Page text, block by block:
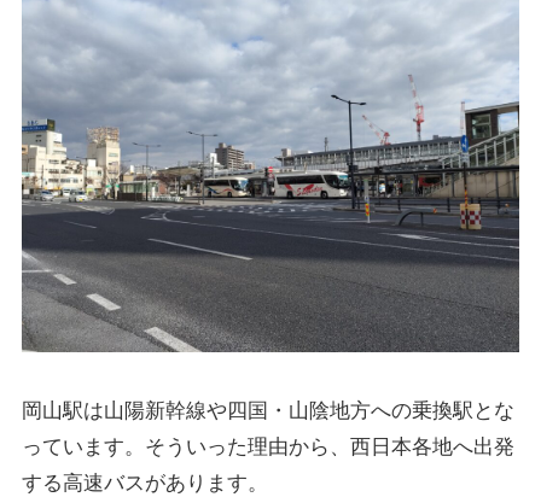
岡山駅は山陽新幹線や四国・山陰地方への乗換駅とな
っています。そういった理由から、西日本各地へ出発
する高速バスがあります。